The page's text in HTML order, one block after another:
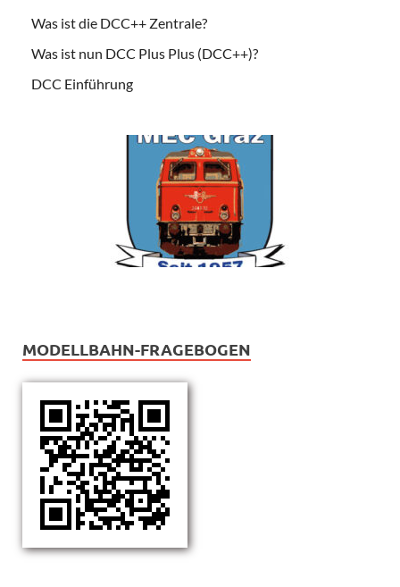
Was ist die DCC++ Zentrale?
Was ist nun DCC Plus Plus (DCC++)?
DCC Einführung
MODELLBAHN-FRAGEBOGEN